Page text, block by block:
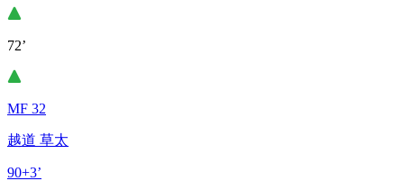
72’
MF 32
越道 草太
90+3’